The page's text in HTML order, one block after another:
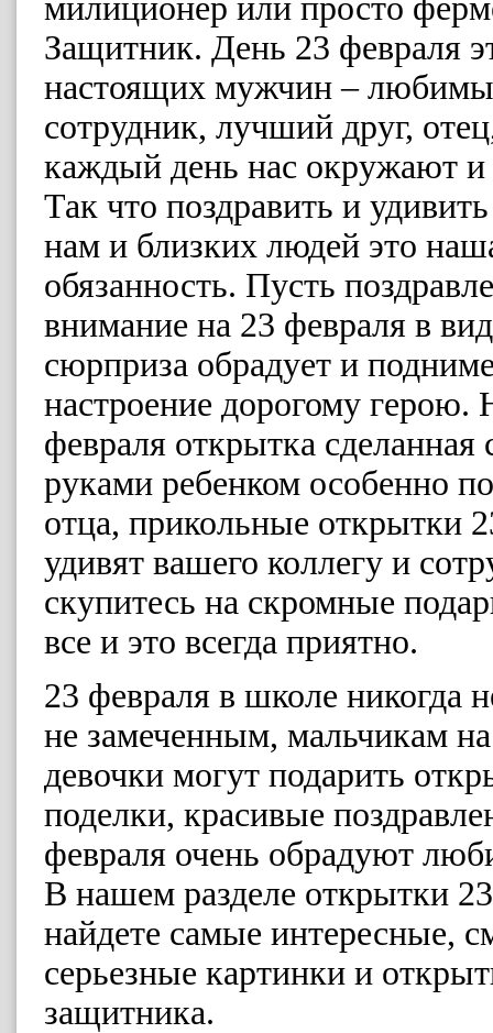
милиционер или просто
Защитник. День 23 февраля
настоящих мужчин –
сотрудник, лучший друг,
каждый день нас окружают
Так что поздравить и
нам и близких людей это
обязанность. Пусть
внимание на 23 февраля в
сюрприза обрадует и
настроение дорогому герою.
февраля открытка сделанная
руками ребенком особенно
отца, прикольные открытки
удивят вашего коллегу и
скупитесь на скромные
все и это всегда приятно.
23 февраля в школе никогда
не замеченным, мальчикам
девочки могут подарить
поделки, красивые
февраля очень обрадуют
В нашем разделе открытки
найдете самые интересные,
серьезные картинки и
защитника.